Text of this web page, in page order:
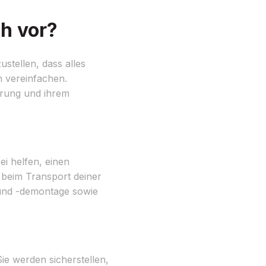
vor?
dass alles
vereinfachen.
und ihrem
helfen, einen
Transport deiner
-demontage sowie
werden sicherstellen,